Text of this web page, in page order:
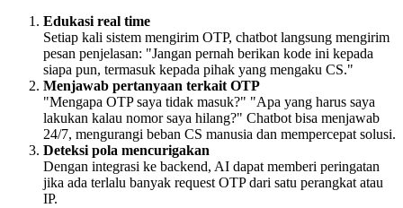
Edukasi real time
Setiap kali sistem mengirim OTP, chatbot langsung mengirim
pesan penjelasan: "Jangan pernah berikan kode ini kepada
siapa pun, termasuk kepada pihak yang mengaku CS."
Menjawab pertanyaan terkait OTP
"Mengapa OTP saya tidak masuk?" "Apa yang harus saya
lakukan kalau nomor saya hilang?" Chatbot bisa menjawab
24/7, mengurangi beban CS manusia dan mempercepat solusi.
Deteksi pola mencurigakan
Dengan integrasi ke backend, AI dapat memberi peringatan
jika ada terlalu banyak request OTP dari satu perangkat atau
IP.